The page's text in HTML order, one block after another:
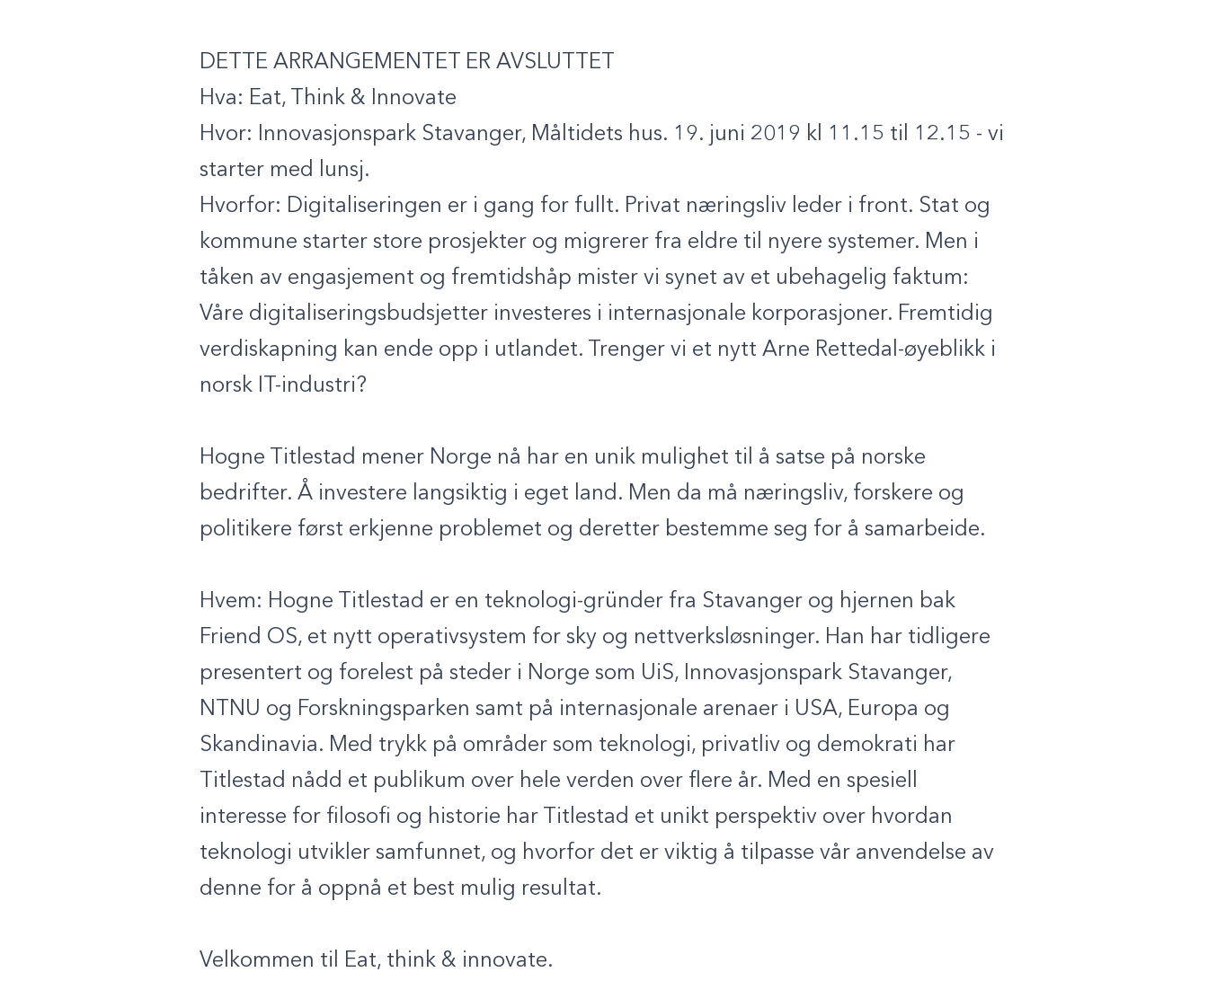
DETTE ARRANGEMENTET ER AVSLUTTET
Hva: Eat, Think & Innovate
Hvor: Innovasjonspark Stavanger, Måltidets hus. 19. juni 2019 kl 11.15 til 12.15 - vi
starter med lunsj.
Hvorfor: Digitaliseringen er i gang for fullt. Privat næringsliv leder i front. Stat og
kommune starter store prosjekter og migrerer fra eldre til nyere systemer. Men i
tåken av engasjement og fremtidshåp mister vi synet av et ubehagelig faktum:
Våre digitaliseringsbudsjetter investeres i internasjonale korporasjoner. Fremtidig
verdiskapning kan ende opp i utlandet. Trenger vi et nytt Arne Rettedal-øyeblikk i
norsk IT-industri?
Hogne Titlestad mener Norge nå har en unik mulighet til å satse på norske
bedrifter. Å investere langsiktig i eget land. Men da må næringsliv, forskere og
politikere først erkjenne problemet og deretter bestemme seg for å samarbeide.
Hvem: Hogne Titlestad er en teknologi-gründer fra Stavanger og hjernen bak
Friend OS, et nytt operativsystem for sky og nettverksløsninger. Han har tidligere
presentert og forelest på steder i Norge som UiS, Innovasjonspark Stavanger,
NTNU og Forskningsparken samt på internasjonale arenaer i USA, Europa og
Skandinavia. Med trykk på områder som teknologi, privatliv og demokrati har
Titlestad nådd et publikum over hele verden over flere år. Med en spesiell
interesse for filosofi og historie har Titlestad et unikt perspektiv over hvordan
teknologi utvikler samfunnet, og hvorfor det er viktig å tilpasse vår anvendelse av
denne for å oppnå et best mulig resultat.
Velkommen til Eat, think & innovate.